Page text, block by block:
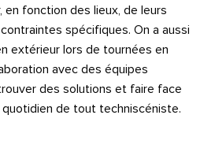
fonction des lieux, de leurs
spécifiques. On a aussi
extérieur lors de tournées en
avec des équipes
des solutions et faire face
de tout techniscéniste.